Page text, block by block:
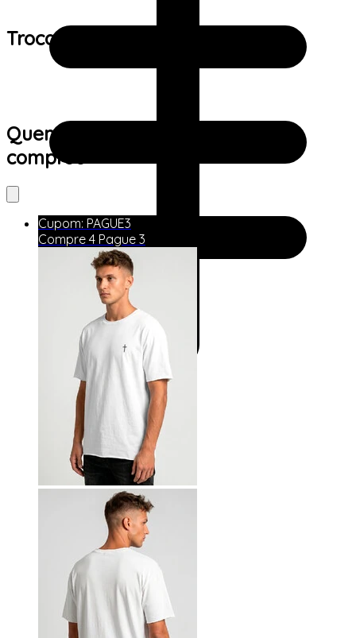
Trocas e devoluções:
Quem viu este produto também
comprou